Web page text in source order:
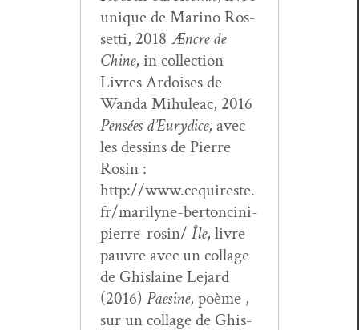
unique de Mari­no Ros­
set­ti, 2018 Æncre de
Chine, in col­lec­tion
Livres Ardois­es de
Wan­da Mihuleac, 2016
Pen­sées d’Eury­dice, avec
les dessins de Pierre
Rosin :
http://www.cequireste.
fr/marilyne-bertoncini-
pierre-rosin/ Île, livre
pau­vre avec un col­lage
de Ghis­laine Lejard
(2016) Pae­sine, poème ,
sur un col­lage de Ghis­